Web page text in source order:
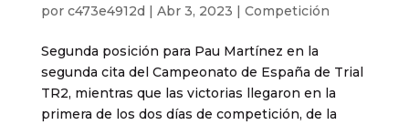
por c473e4912d | Abr 3, 2023 | Competición
Segunda posición para Pau Martínez en la
segunda cita del Campeonato de España de Trial
TR2, mientras que las victorias llegaron en la
primera de los dos días de competición, de la